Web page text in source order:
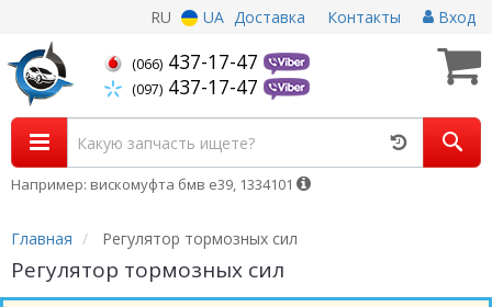
RU UA Доставка Контакты Вход
(066) 437-17-47
(097) 437-17-47
Например: вискомуфта бмв е39, 1334101
Главная Регулятор тормозных сил
Регулятор тормозных сил